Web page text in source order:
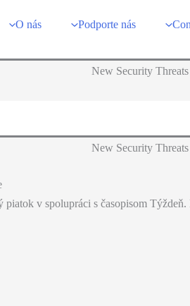
O nás Podporte nás
New Security
New Security
v spolupráci s časopisom